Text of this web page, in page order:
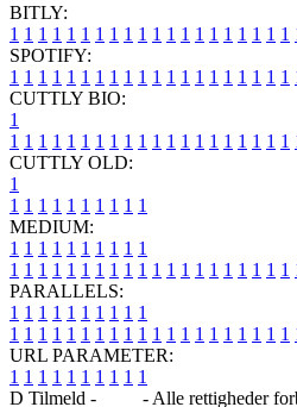
BITLY:
1 1 1 1 1 1 1 1 1 1 1 1 1 1 1 1 1 1 1 1
SPOTIFY:
1 1 1 1 1 1 1 1 1 1 1 1 1 1 1 1 1 1 1 1
CUTTLY BIO:
1
1 1 1 1 1 1 1 1 1 1 1 1 1 1 1 1 1 1 1 1
CUTTLY OLD:
1
1 1 1 1 1 1 1 1 1 1
MEDIUM:
1 1 1 1 1 1 1 1 1 1
1 1 1 1 1 1 1 1 1 1 1 1 1 1 1 1 1 1 1 1
PARALLELS:
1 1 1 1 1 1 1 1 1 1
1 1 1 1 1 1 1 1 1 1 1 1 1 1 1 1 1 1 1 1
URL PARAMETER:
1 1 1 1 1 1 1 1 1 1
D Tilmeld -
- Alle rettigheder